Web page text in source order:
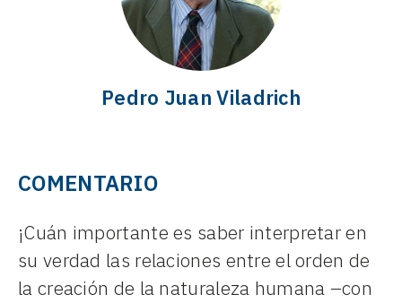
Pedro Juan Viladrich
COMENTARIO
¡Cuán importante es saber interpretar en
su verdad las relaciones entre el orden de
la creación de la naturaleza humana –con